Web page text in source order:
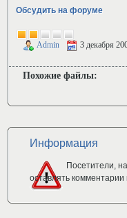
Обсудить на форуме
Admin 3 декабря
Похожие файлы:
Информация
Посетители,
оставлять комментарии